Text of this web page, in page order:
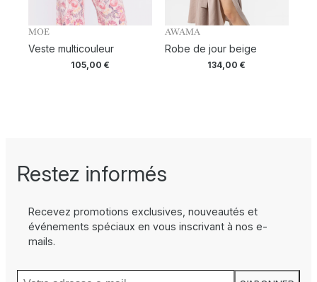
MOE
Veste multicouleur
105,00€
AWAMA
Robe de jour beige
134,00€
Restez informés
Recevez promotions exclusives, nouveautés et
événements spéciaux en vous inscrivant à nos e-
mails.